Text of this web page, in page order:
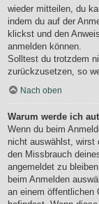
wieder mitteilen, du
indem du auf der
klickst und den
anmelden können.
Solltest du trotzdem
zurückzusetzen, so
Nach oben
Warum werde ich
Wenn du beim
nicht auswählst, wirst
den Missbrauch
angemeldet zu
beim Anmelden
an einem öffentlichen